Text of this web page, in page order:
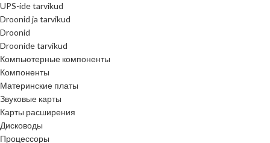
UPS-ide tarvikud
Droonid ja tarvikud
Droonid
Droonide tarvikud
Компьютерные компоненты
Компоненты
Материнские платы
Звуковые карты
Карты расширения
Дисководы
Процессоры